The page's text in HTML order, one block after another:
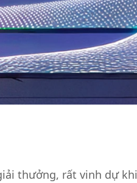
thưởng, rất vinh dự khi